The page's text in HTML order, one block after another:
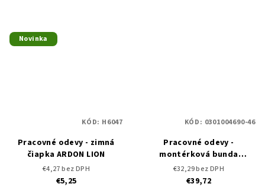
Novinka
Pracovné odevy - zimná
čiapka ARDON LION
€4,27 bez DPH
€5,25
KÓD: H6047
Pracovné odevy -
montérková bunda
EMERTON ČERVA
€32,29 bez DPH
€39,72
KÓD: 0301004690-46